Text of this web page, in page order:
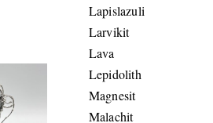
Lapislazuli
Larvikit
Lava
Lepidolith
Magnesit
Malachit